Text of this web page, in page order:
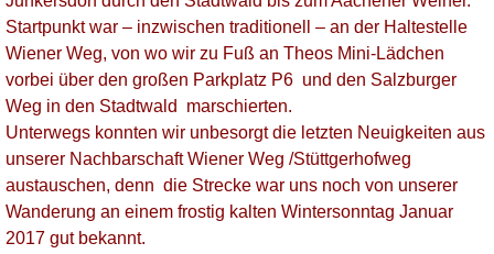
Startpunkt war – inzwischen traditionell – an der Haltestelle
Wiener Weg, von wo wir zu Fuß an Theos Mini-Lädchen
vorbei über den großen Parkplatz P6 und den Salzburger
Weg in den Stadtwald marschierten.
Unterwegs konnten wir unbesorgt die letzten Neuigkeiten aus
unserer Nachbarschaft Wiener Weg /Stüttgerhofweg
austauschen, denn die Strecke war uns noch von unserer
Wanderung an einem frostig kalten Wintersonntag Januar
2017 gut bekannt.